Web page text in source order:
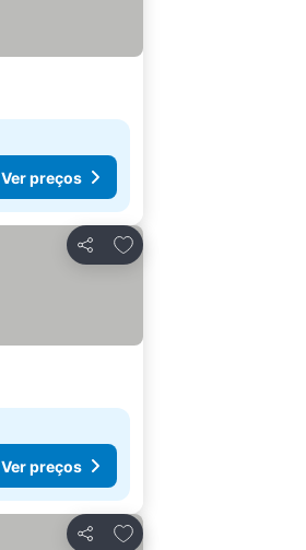
Ver preços
Partilhar
Adicionar aos favoritos
Ver preços
Partilhar
Adicionar aos favoritos